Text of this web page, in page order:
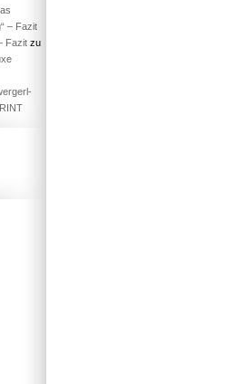
– Fazit
Fazit zu